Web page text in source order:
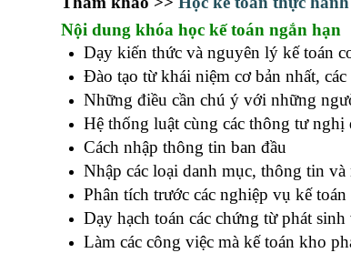
Nội dung khóa học kế toán ngắn hạn
Dạy kiến thức và nguyên lý kế toán
Đào tạo từ khái niệm cơ bản nhất,
Những điều cần chú ý với những
Hệ thống luật cùng các thông tư
Cách nhập thông tin ban đầu
Nhập các loại danh mục, thông tin
Phân tích trước các nghiệp vụ kế
Dạy hạch toán các chứng từ phát
Làm các công việc mà kế toán kho